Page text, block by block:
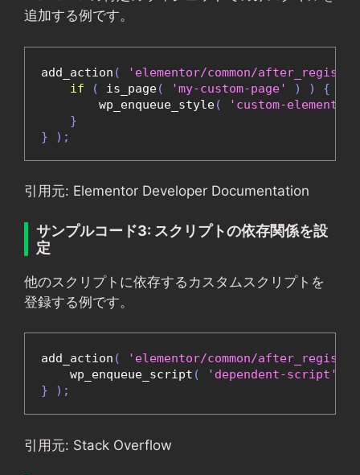
追加する例です。
add_action (
'elementor/common/
if
( is_page( 'my-custom-page' ) )
{
        wp_enqueue_style
(
'custom-
}
}
);
引用元: Elementor Developer Documentation
サンプルコード3: スクリプトの依存関係を設
定
他のスクリプトに依存するカスタムスクリプトを
登録する例です。
add_action (
'elementor/common/
    wp_enqueue_script
( 'dependent-script'
}
);
引用元: Stack Overflow